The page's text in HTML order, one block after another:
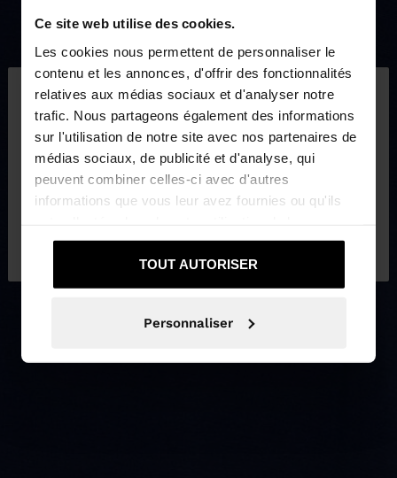
Ce site web utilise des cookies.
Les cookies nous permettent de personnaliser le
contenu et les annonces, d'offrir des fonctionnalités
relatives aux médias sociaux et d'analyser notre
trafic. Nous partageons également des informations
sur l'utilisation de notre site avec nos partenaires de
médias sociaux, de publicité et d'analyse, qui
peuvent combiner celles-ci avec d'autres
informations que vous leur avez fournies ou qu'ils
services.
TOUT AUTORISER
Personnaliser
bonjour ×
Vous accédez au site depuis Suisse. Voulez-vous
parcourir notre site au United States?